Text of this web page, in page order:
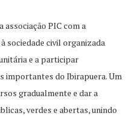
associação PIC com a
sociedade civil organizada
e a participar
importantes do Ibirapuera. Um
gradualmente e dar a
verdes e abertas, unindo